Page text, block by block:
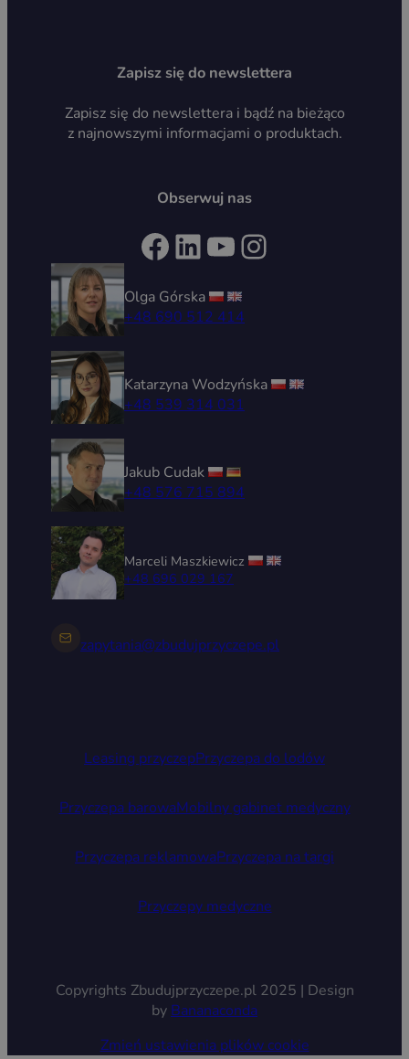
Zapisz się do newslettera
Zapisz się do newslettera i bądź na bieżąco
z najnowszymi informacjami o produktach.
Obserwuj nas
Facebook LinkedIn YouTube Instagram
Olga Górska
+48 690 512 414
Katarzyna Wodzyńska
+48 539 314 031
Jakub Cudak
+48 576 715 894
Marceli Maszkiewicz
+48 696 029 167
zapytania@zbudujprzyczepe.pl
Leasing przyczepPrzyczepa do lodów
Przyczepa barowaMobilny gabinet medyczny
Przyczepa reklamowaPrzyczepa na targi
Przyczepy medyczne
Copyrights Zbudujprzyczepe.pl 2025 | Design
by Bananaconda
Zmień ustawienia plików cookie